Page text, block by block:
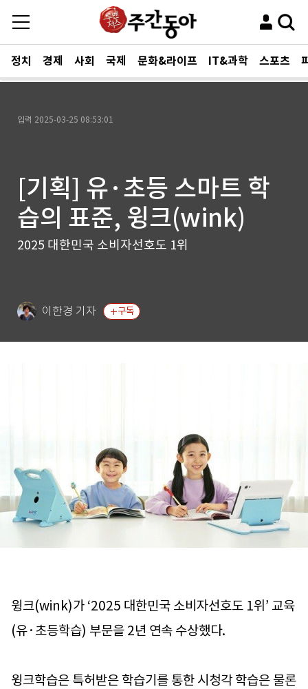
정치 경제 사회 국제 문화&라이프 IT&과학 스포츠
입력 2025-03-25 08:53:01
[기획] 유·초등 스마트 학
습의 표준, 윙크(wink)
2025 대한민국 소비자선호도 1위
이한경 기자 구독
윙크(wink)가 ‘2025 대한민국 소비자선호도 1위’ 교육
(유·초등학습) 부문을 2년 연속 수상했다.
윙크학습은 특허받은 학습기를 통한 시청각 학습은 물론